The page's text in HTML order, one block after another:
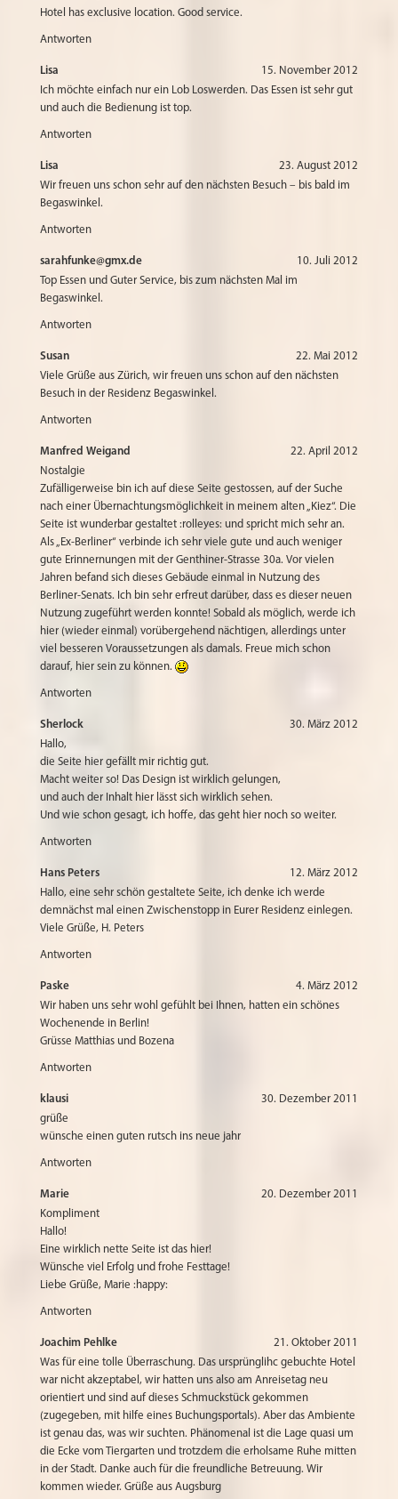
Hotel has exclusive location. Good service.
Antworten
Lisa
15. November 2012
Ich möchte einfach nur ein Lob Loswerden. Das Essen ist sehr gut
und auch die Bedienung ist top.
Antworten
Lisa
23. August 2012
Wir freuen uns schon sehr auf den nächsten Besuch – bis bald im
Begaswinkel.
Antworten
sarahfunke@gmx.de
10. Juli 2012
Top Essen und Guter Service, bis zum nächsten Mal im
Begaswinkel.
Antworten
Susan
22. Mai 2012
Viele Grüße aus Zürich, wir freuen uns schon auf den nächsten
Besuch in der Residenz Begaswinkel.
Antworten
Manfred Weigand
22. April 2012
Nostalgie
Zufälligerweise bin ich auf diese Seite gestossen, auf der Suche
nach einer Übernachtungsmöglichkeit in meinem alten „Kiez“. Die
Seite ist wunderbar gestaltet :rolleyes: und spricht mich sehr an.
Als „Ex-Berliner“ verbinde ich sehr viele gute und auch weniger
gute Erinnernungen mit der Genthiner-Strasse 30a. Vor vielen
Jahren befand sich dieses Gebäude einmal in Nutzung des
Berliner-Senats. Ich bin sehr erfreut darüber, dass es dieser neuen
Nutzung zugeführt werden konnte! Sobald als möglich, werde ich
hier (wieder einmal) vorübergehend nächtigen, allerdings unter
viel besseren Voraussetzungen als damals. Freue mich schon
darauf, hier sein zu können.
Antworten
Sherlock
30. März 2012
Hallo,
die Seite hier gefällt mir richtig gut.
Macht weiter so! Das Design ist wirklich gelungen,
und auch der Inhalt hier lässt sich wirklich sehen.
Und wie schon gesagt, ich hoffe, das geht hier noch so weiter.
Antworten
Hans Peters
12. März 2012
Hallo, eine sehr schön gestaltete Seite, ich denke ich werde
demnächst mal einen Zwischenstopp in Eurer Residenz einlegen.
Viele Grüße, H. Peters
Antworten
Paske
4. März 2012
Wir haben uns sehr wohl gefühlt bei Ihnen, hatten ein schönes
Wochenende in Berlin!
Grüsse Matthias und Bozena
Antworten
klausi
30. Dezember 2011
grüße
wünsche einen guten rutsch ins neue jahr
Antworten
Marie
20. Dezember 2011
Kompliment
Hallo!
Eine wirklich nette Seite ist das hier!
Wünsche viel Erfolg und frohe Festtage!
Liebe Grüße, Marie :happy:
Antworten
Joachim Pehlke
21. Oktober 2011
Was für eine tolle Überraschung. Das ursprünglihc gebuchte Hotel
war nicht akzeptabel, wir hatten uns also am Anreisetag neu
orientiert und sind auf dieses Schmuckstück gekommen
(zugegeben, mit hilfe eines Buchungsportals). Aber das Ambiente
ist genau das, was wir suchten. Phänomenal ist die Lage quasi um
die Ecke vom Tiergarten und trotzdem die erholsame Ruhe mitten
in der Stadt. Danke auch für die freundliche Betreuung. Wir
kommen wieder. Grüße aus Augsburg